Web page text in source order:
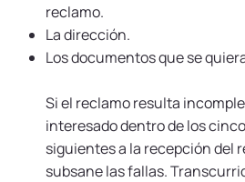
reclamo.
La dirección.
Los documentos que se
Si el reclamo resulta
interesado dentro de los
siguientes a la recepción del
subsane las fallas.